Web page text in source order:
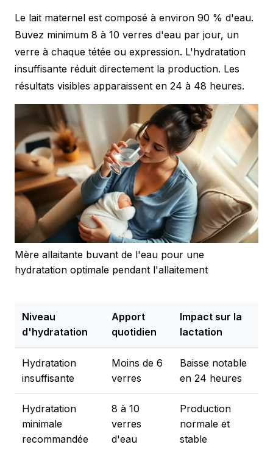
Le lait maternel est composé à environ 90 % d'eau.
Buvez minimum 8 à 10 verres d'eau par jour, un
verre à chaque tétée ou expression. L'hydratation
insuffisante réduit directement la production. Les
résultats visibles apparaissent en 24 à 48 heures.
Mère allaitante buvant de l'eau pour une
hydratation optimale pendant l'allaitement
Niveau
d'hydratation
Apport
quotidien
Impact sur la
lactation
Hydratation
insuffisante
Moins de 6
verres
Baisse notable
en 24 heures
Hydratation
minimale
recommandée
8 à 10
verres
d'eau
Production
normale et
stable